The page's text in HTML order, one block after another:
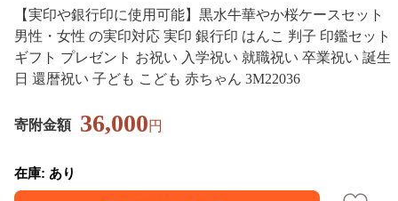
【実印や銀行印に使用可能】黒水牛華やか桜ケースセット
男性・女性 の実印対応 実印 銀行印 はんこ 判子 印鑑セット
ギフト プレゼント お祝い 入学祝い 就職祝い 卒業祝い 誕生
日 還暦祝い 子ども こども 赤ちゃん 3M22036
寄附金額 36,000円
在庫: あり